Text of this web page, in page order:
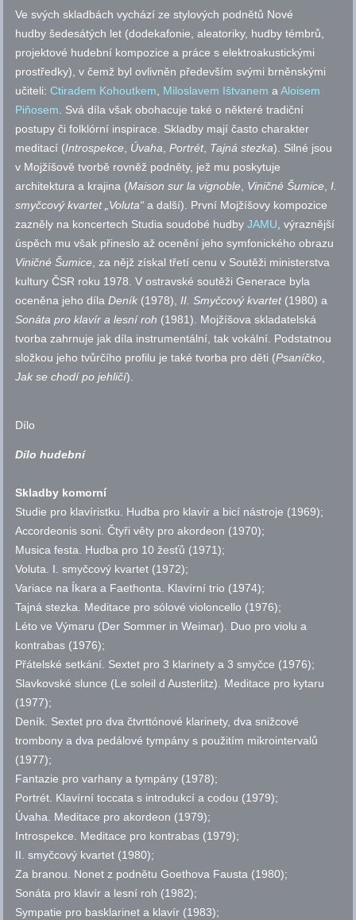
Ve svých skladbách vychází ze stylových podnětů Nové
hudby šedesátých let (dodekafonie, aleatoriky, hudby témbrů,
projektové hudební kompozice a práce s elektroakustickými
prostředky), v čemž byl ovlivněn především svými brněnskými
učiteli:Ctiradem Kohoutkem, Miloslavem Ištvanem aAloisem
Piňosem. Svá díla však obohacuje také o některé tradiční
postupy či folklórní inspirace. Skladby mají často charakter
meditací (Introspekce, Úvaha,Portrét, Tajná stezka). Silné jsou
v Mojžíšově tvorbě rovněž podněty, jež mu poskytuje
architektura a krajina (Maison sur la vignoble, Viničné Šumice,I.
smyčcový kvartet „Voluta“ a další). První Mojžíšovy kompozice
zazněly na koncertech Studia soudobé hudbyJAMU, výraznější
úspěch mu však přineslo až ocenění jeho symfonického obrazu
Viničné Šumice, za nějž získal třetí cenu v Soutěži ministerstva
kultury ČSR roku 1978. V ostravské soutěži Generace byla
oceněna jeho dílaDeník (1978),II. Smyčcový kvartet(1980) a
Sonáta pro klavír a lesní roh (1981). Mojžíšova skladatelská
tvorba zahrnuje jak díla instrumentální, tak vokální. Podstatnou
složkou jeho tvůrčího profilu je také tvorba pro děti (Psaníčko,
Jak se chodí po jehličí).
Dílo
Dílo hudební
Skladby komorní
Studie pro klavíristku. Hudba pro klavír a bicí nástroje (1969);
Accordeonis soni. Čtyři věty pro akordeon (1970);
Musica festa. Hudba pro 10 žesťů (1971);
Voluta. I. smyčcový kvartet (1972);
Variace na Íkara a Faethonta. Klavírní trio (1974);
Tajná stezka. Meditace pro sólové violoncello (1976);
Léto ve Výmaru (Der Sommer in Weimar). Duo pro violu a
kontrabas (1976);
Přátelské setkání. Sextet pro 3 klarinety a 3 smyčce (1976);
Slavkovské slunce (Le soleil d Austerlitz). Meditace pro kytaru
(1977);
Deník. Sextet pro dva čtvrttónové klarinety, dva snižcové
trombony a dva pedálové tympány s použitím mikrointervalů
(1977);
Fantazie pro varhany a tympány (1978);
Portrét. Klavírní toccata s introdukcí a codou (1979);
Úvaha. Meditace pro akordeon (1979);
Introspekce. Meditace pro kontrabas (1979);
II. smyčcový kvartet (1980);
Za branou. Nonet z podnětu Goethova Fausta (1980);
Sonáta pro klavír a lesní roh (1982);
Sympatie pro basklarinet a klavír (1983);